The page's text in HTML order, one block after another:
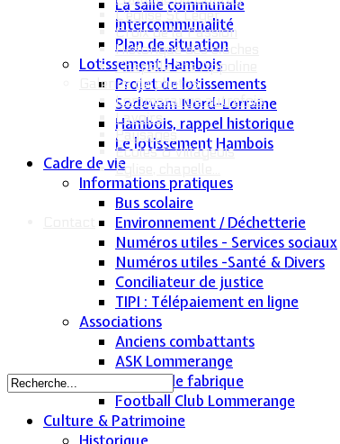
L'église St Léger
Croix de la Passion
Historique des cloches
Chapelle Ste Appoline
Galeries de photos
Lommerange autrefois
Lavoirs
Paysages
Écoles & Villageois
Église, chapelle...
La salle communale
Intercommunalité
Plan de situation
Lotissement Hambois
Projet de lotissements
Sodevam Nord-Lorraine
Hambois, rappel historique
Le lotissement Hambois
Cadre de vie
Informations pratiques
Bus scolaire
Environnement / Déchetterie
Numéros utiles - Services sociaux
Numéros utiles -Santé & Divers
Conciliateur de justice
TIPI : Télépaiement en ligne
Associations
Anciens combattants
ASK Lommerange
Conseil de fabrique
Football Club Lommerange
Culture & Patrimoine